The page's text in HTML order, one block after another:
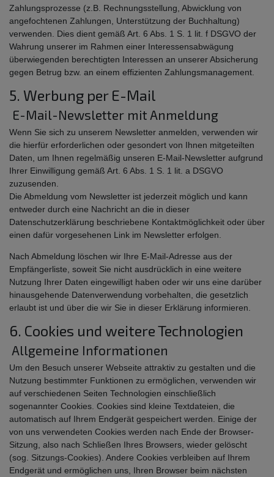
Zahlungsprozesse (z.B. Rechnungsstellung, Abwicklung von
angefochtenen Zahlungen, Unterstützung der Buchhaltung)
verwenden. Dies dient gemäß Art. 6 Abs. 1 S. 1 lit. f DSGVO der
Wahrung unserer im Rahmen einer Interessensabwägung
überwiegenden berechtigten Interessen an unserer Absicherung
gegen Betrug bzw. an einem effizienten Zahlungsmanagement.
5. Werbung per E-Mail
E-Mail-Newsletter mit Anmeldung
Wenn Sie sich zu unserem Newsletter anmelden, verwenden wir
die hierfür erforderlichen oder gesondert von Ihnen mitgeteilten
Daten, um Ihnen regelmäßig unseren E-Mail-Newsletter aufgrund
Ihrer Einwilligung gemäß Art. 6 Abs. 1 S. 1 lit. a DSGVO
zuzusenden.
Die Abmeldung vom Newsletter ist jederzeit möglich und kann
entweder durch eine Nachricht an die in dieser
Datenschutzerklärung beschriebene Kontaktmöglichkeit oder über
einen dafür vorgesehenen Link im Newsletter erfolgen.
Nach Abmeldung löschen wir Ihre E-Mail-Adresse aus der
Empfängerliste, soweit Sie nicht ausdrücklich in eine weitere
Nutzung Ihrer Daten eingewilligt haben oder wir uns eine darüber
hinausgehende Datenverwendung vorbehalten, die gesetzlich
erlaubt ist und über die wir Sie in dieser Erklärung informieren.
6. Cookies und weitere Technologien
Allgemeine Informationen
Um den Besuch unserer Webseite attraktiv zu gestalten und die
Nutzung bestimmter Funktionen zu ermöglichen, verwenden wir
auf verschiedenen Seiten Technologien einschließlich
sogenannter Cookies. Cookies sind kleine Textdateien, die
automatisch auf Ihrem Endgerät gespeichert werden. Einige der
von uns verwendeten Cookies werden nach Ende der Browser-
Sitzung, also nach Schließen Ihres Browsers, wieder gelöscht
(sog. Sitzungs-Cookies). Andere Cookies verbleiben auf Ihrem
Endgerät und ermöglichen uns, Ihren Browser beim nächsten